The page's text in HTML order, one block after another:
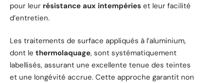
pour leur résistance aux intempéries et leur facilité
d’entretien.
Les traitements de surface appliqués à l’aluminium,
dont le thermolaquage, sont systématiquement
labellisés, assurant une excellente tenue des teintes
et une longévité accrue. Cette approche garantit non